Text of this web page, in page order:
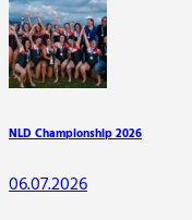
NLD Championship 2026
06.07.2026